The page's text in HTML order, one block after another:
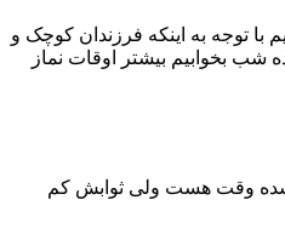
با توجه به اینکه فرزندان کوچک و
شب بخوابیم بیشتر اوقات نماز
وقت هست ولی ثوابش کم